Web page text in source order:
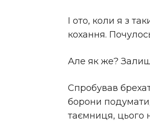
І ото, коли я з
кохання.
Але як же?
Спробував
борони
таємниця, цього